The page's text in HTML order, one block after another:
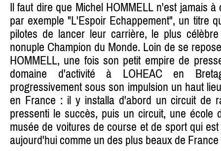
Il faut dire que Michel HOMMELL n'est jamais
par exemple "L'Espoir Echappement", un titre
pilotes de lancer leur carrière, le plus
nonuple Champion du Monde. Loin de se
HOMMELL, une fois son petit empire de
domaine d'activité à LOHEAC en
progressivement sous son impulsion un haut
en France : il y installa d'abord un circuit de
pressenti le succès, puis un circuit, une école
musée de voitures de course et de sport qui
aujourd'hui comme un des plus beaux de